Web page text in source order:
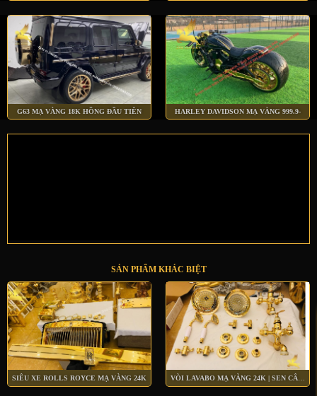
G63 MẠ VÀNG 18K HỒNG ĐẦU TIÊN HARLEY DAVIDSON MẠ VÀNG 999.9-
SẢN PHẨM KHÁC BIỆT
SIÊU XE ROLLS ROYCE MẠ VÀNG 24K VÒI LAVABO MẠ VÀNG 24K | SEN CÂY MẠ VÀNG 24K